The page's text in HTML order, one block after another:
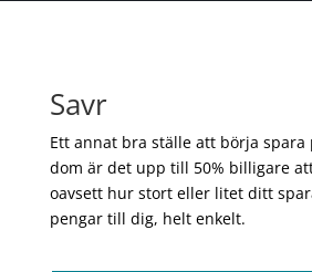
Savr
Ett annat bra ställe att börja spara
dom är det upp till 50% billigare
oavsett hur stort eller litet ditt
pengar till dig, helt enkelt.